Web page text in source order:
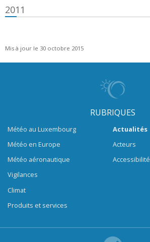
2011
Mis à jour le 30 octobre 2015
RUBRIQUES
Météo au Luxembourg
Météo en Europe
Météo aéronautique
Vigilances
Climat
Produits et services
Actualités
Acteurs
Accessibilité